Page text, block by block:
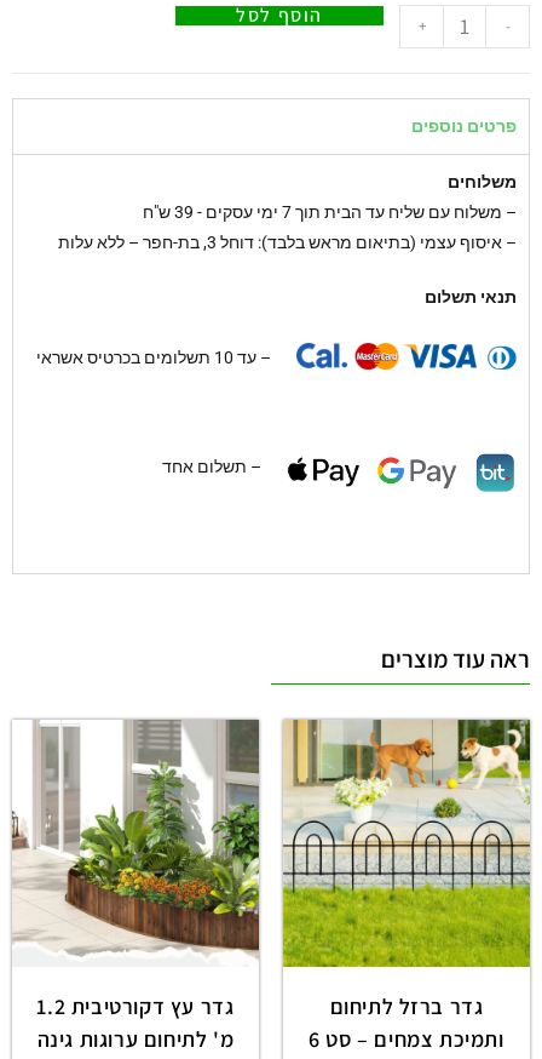
-
+ הוסף לסל
פרטים נוספים
משלוחים
– משלוח עם שליח עד הבית תוך 7 ימי עסקים - 39 ש"ח
– איסוף עצמי (בתיאום מראש בלבד): דוחל 3, בת-חפר – ללא עלות
תנאי תשלום
– עד 10 תשלומים בכרטיס אשראי
– תשלום אחד
ראה עוד מוצרים
גדר ברזל לתיחום
ותמיכת צמחים – סט 6
גדר עץ דקורטיבית 1.2
מ' לתיחום ערוגות גינה